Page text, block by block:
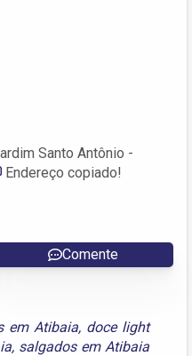
Santo Antônio -
Endereço copiado!
Comente
em Atibaia, doce light
, salgados em Atibaia